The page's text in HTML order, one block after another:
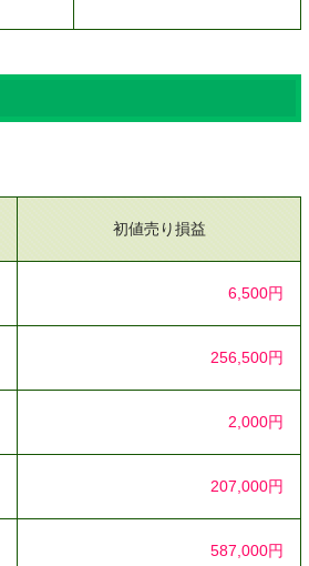
初値売り損益
6,500円
256,500円
2,000円
207,000円
587,000円